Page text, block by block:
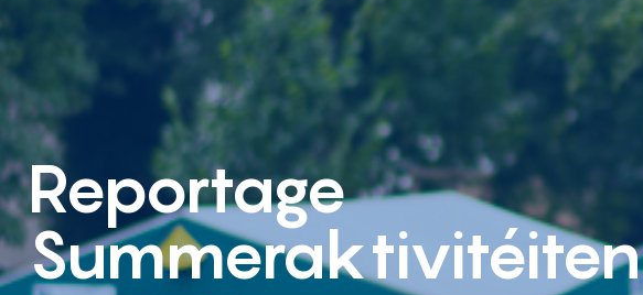
Reportage
Summeraktivitéiten